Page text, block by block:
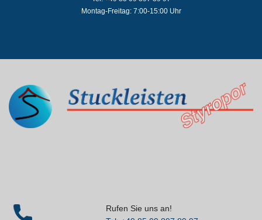
Montag-Freitag: 7:00-15:00 Uhr
Rufen Sie uns an!